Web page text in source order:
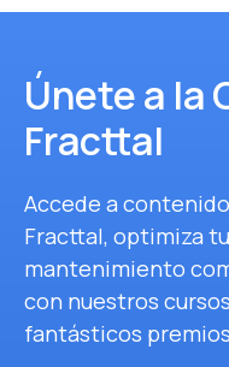
Únete a la
Fracttal
Accede a
Fracttal, optimiza
mantenimiento
con nuestros
fantásticos